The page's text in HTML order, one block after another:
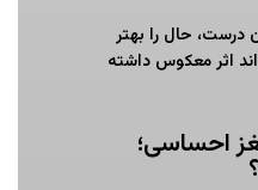
درست، حال را بهتر
اثر معکوس داشته
احساسی؛